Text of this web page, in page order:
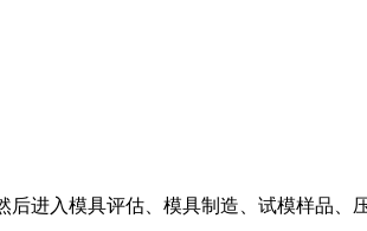
进入模具评估、模具制造、试模样品、